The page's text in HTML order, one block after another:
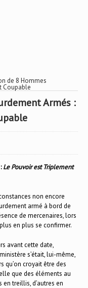
de 8 Hommes
Coupable
Armés :
Le Pouvoir est Triplement
non encore
armé à bord de
de mercenaires, lors
en plus se confirmer.
avant cette date,
s’était, lui-même,
qu’on croyait être des
que des éléments au
treillis, d’autres en